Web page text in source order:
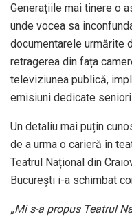
Generațiile mai tinere o
unde vocea sa
documentarele urmărite
retragerea din fața
televiziunea publică,
emisiuni dedicate
Un detaliu mai puțin
de a urma o carieră în
Teatrul Național din
București i-a schimbat
„Mi s-a propus Teatrul